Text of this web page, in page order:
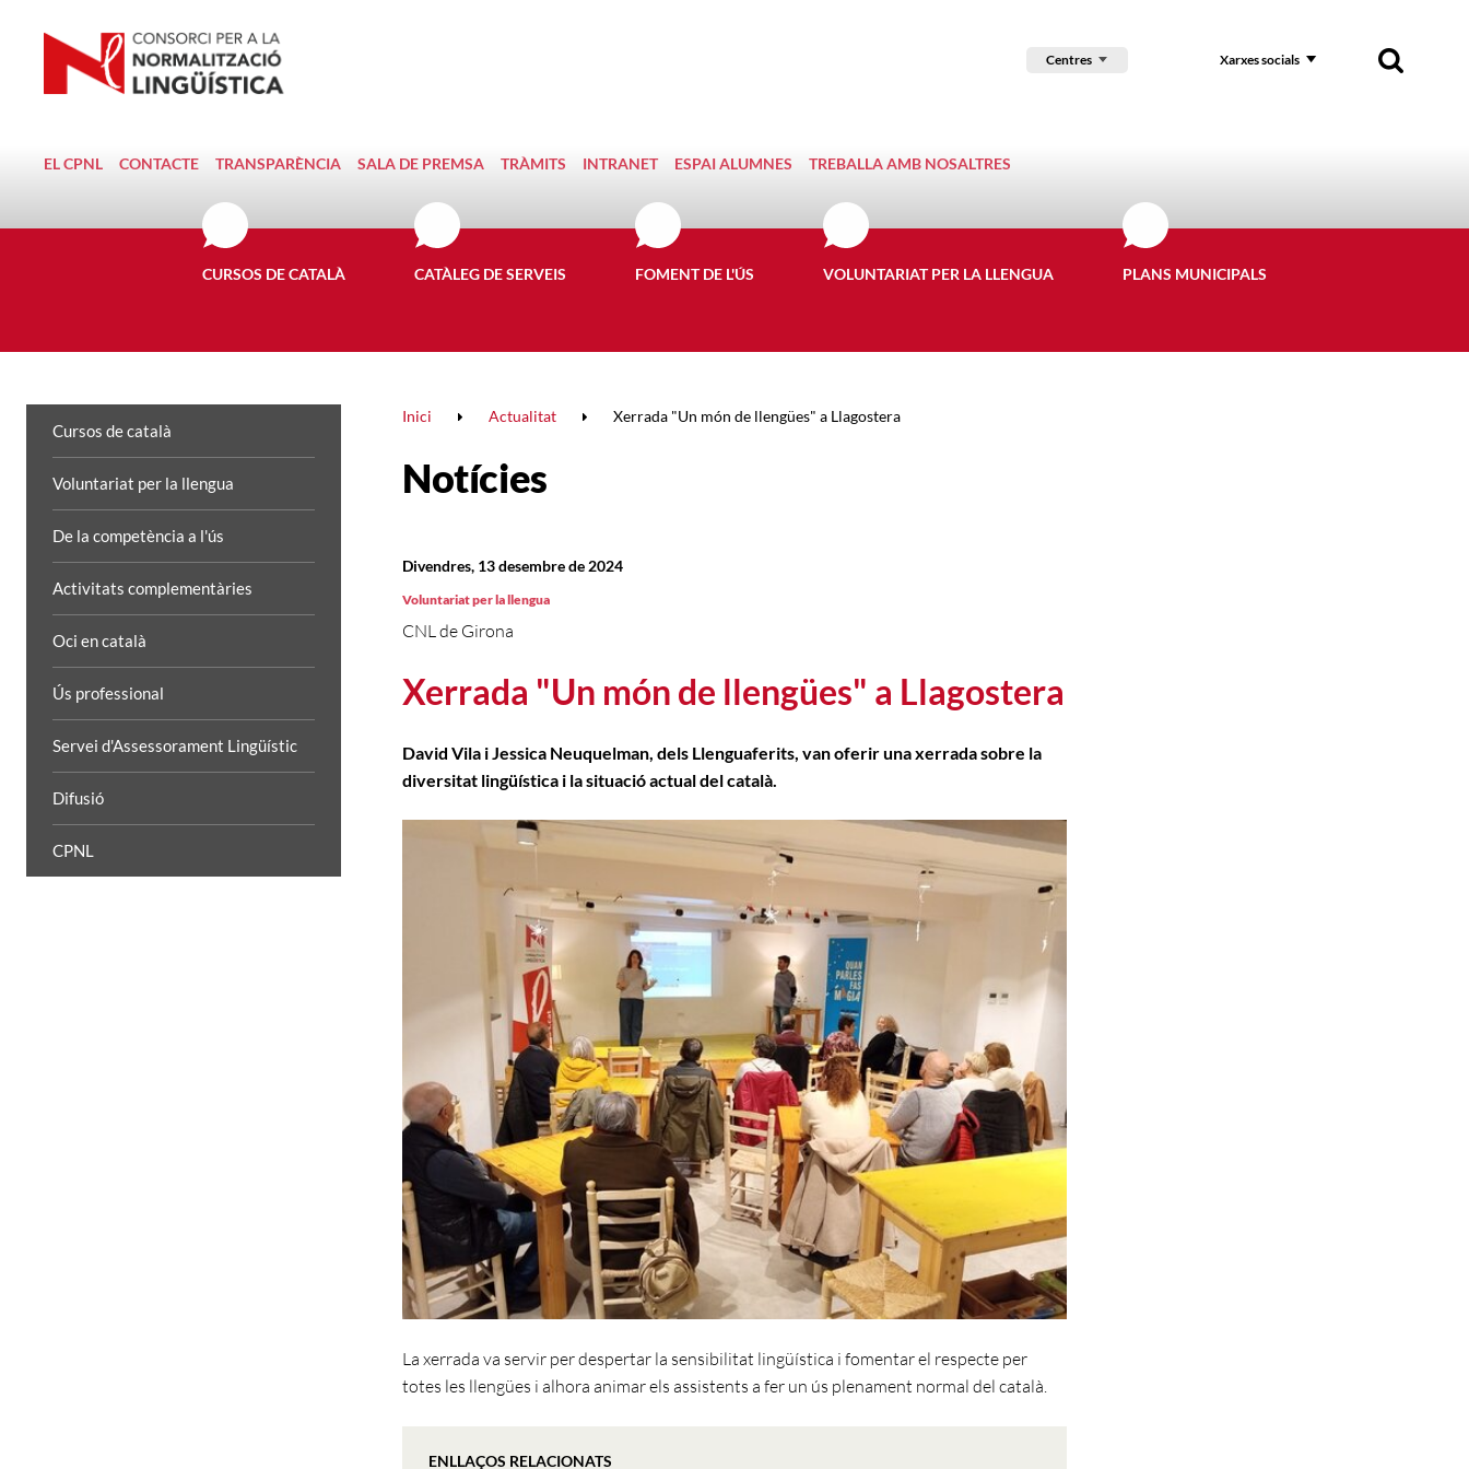
Centres Xarxes socials
EL CPNL CONTACTE TRANSPARÈNCIA SALA DE PREMSA TRÀMITS INTRANET ESPAI ALUMNES TREBALLA AMB NOSALTRES
CURSOS DE CATALÀ CATÀLEG DE SERVEIS FOMENT DE L'ÚS VOLUNTARIAT PER LA LLENGUA PLANS MUNICIPALS
Cursos de català
Voluntariat per la llengua
De la competència a l'ús
Activitats complementàries
Oci en català
Ús professional
Servei d'Assessorament Lingüístic
Difusió
CPNL
Inici Actualitat Xerrada "Un món de llengües" a Llagostera
Notícies
Xerrada "Un món de llengües" a Llagostera
CNL de Girona
Divendres, 13 desembre de 2024
Voluntariat per la llengua
David Vila i Jessica Neuquelman, dels Llenguaferits, van oferir una xerrada sobre la
diversitat lingüística i la situació actual del català.
La xerrada va servir per despertar la sensibilitat lingüística i fomentar el respecte per
totes les llengües i alhora animar els assistents a fer un ús plenament normal del català.
ENLLAÇOS RELACIONATS